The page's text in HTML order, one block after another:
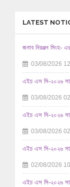
LATEST
জনাব নিরঞ্জন সিংহ-
03/08/2026
এইচ এস সি-২০২৬
03/08/2026
এইচ এস সি-২০২৬
03/08/2026
এইচ এস সি-২০২৬
02/08/2026
এইচ এস সি-২০২৬